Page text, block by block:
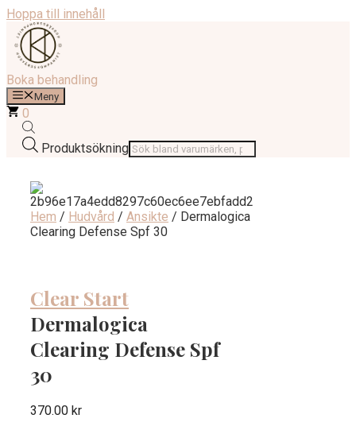
Hoppa till innehåll
Boka behandling
Meny
0
Produktsökning
Hem / Hudvård / Ansikte / Dermalogica
Clearing Defense Spf 30
Clear Start
Dermalogica
Clearing Defense Spf
30
370.00 kr